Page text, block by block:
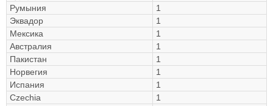
Румыния
1
Эквадор
1
Мексика
1
Австралия
1
Пакистан
1
Норвегия
1
Испания
1
Czechia
1